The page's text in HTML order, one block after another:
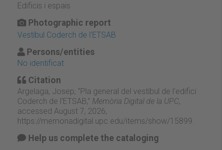
Edificis i espais
Photographic report
Vestíbul Coderch de l'ETSAB
Persons/entities
No identificat
Citation
Argelaga, Josep, “Pla general del vestíbul de l'edifici
Coderch de l'ETSAB,” Memòria Digital de la UPC,
accessed August 7, 2026,
https://memoriadigital.upc.edu/items/show/15899
Help us complete the cataloging